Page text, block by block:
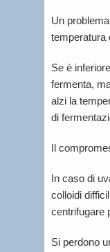
Un
temperatura
Se è
fermenta,
alzi la
di
Il
In caso di
colloidi
centrifugare
Si perdono